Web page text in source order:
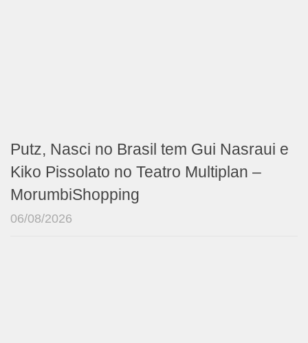
Putz, Nasci no Brasil tem Gui Nasraui e
Kiko Pissolato no Teatro Multiplan –
MorumbiShopping
06/08/2026